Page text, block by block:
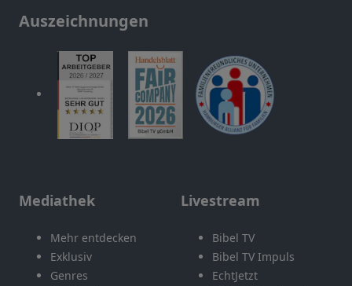
Auszeichnungen
Mediathek
Mehr entdecken
Exklusiv
Genres
Livestream
Bibel TV
Bibel TV Impuls
EchtJetzt